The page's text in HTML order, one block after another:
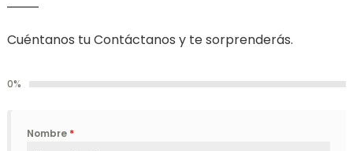
Cuéntanos tu Contáctanos y te sorprenderás.
0%
Nombre *